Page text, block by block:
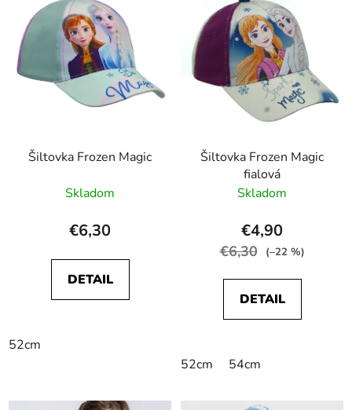
Šiltovka Frozen Magic
Skladom
€6,30
DETAIL
52cm
Šiltovka Frozen Magic
fialová
Skladom
€4,90
€6,30 (–22 %)
DETAIL
52cm 54cm